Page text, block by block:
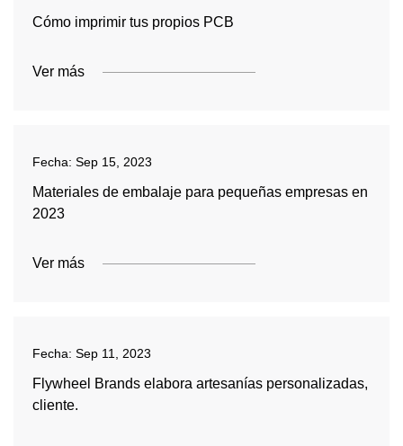
Cómo imprimir tus propios PCB
Ver más
Fecha: Sep 15, 2023
Materiales de embalaje para pequeñas empresas en
2023
Ver más
Fecha: Sep 11, 2023
Flywheel Brands elabora artesanías personalizadas,
cliente.